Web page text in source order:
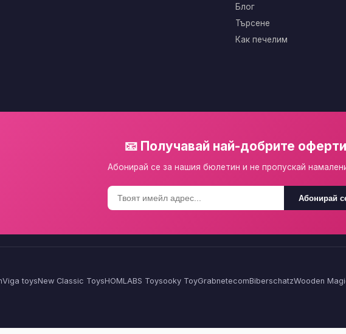
Блог
Търсене
Как печелим
📧 Получавай най-добрите оферти
Абонирай се за нашия бюлетин и не пропускай
Абонирай
Viga toysNew Classic ToysHOMLABS Toysooky ToyGrabnetecomBiberschatzWooden